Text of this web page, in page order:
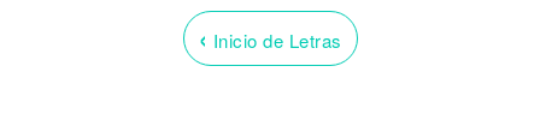
‹ Inicio de Letras